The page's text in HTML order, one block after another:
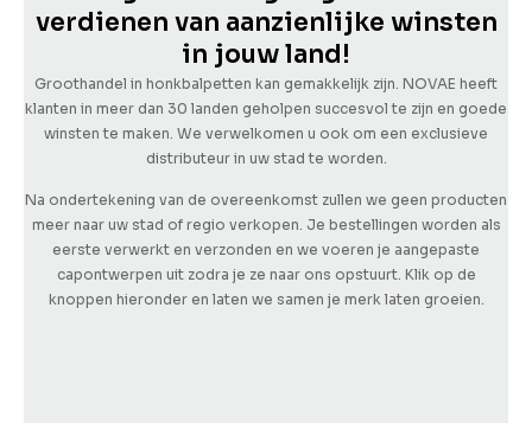
verdienen van aanzienlijke winsten
in jouw land!
Groothandel in honkbalpetten kan gemakkelijk zijn. NOVAE heeft
klanten in meer dan 30 landen geholpen succesvol te zijn en goede
winsten te maken. We verwelkomen u ook om een exclusieve
distributeur in uw stad te worden.
Na ondertekening van de overeenkomst zullen we geen producten
meer naar uw stad of regio verkopen. Je bestellingen worden als
eerste verwerkt en verzonden en we voeren je aangepaste
capontwerpen uit zodra je ze naar ons opstuurt. Klik op de
knoppen hieronder en laten we samen je merk laten groeien.